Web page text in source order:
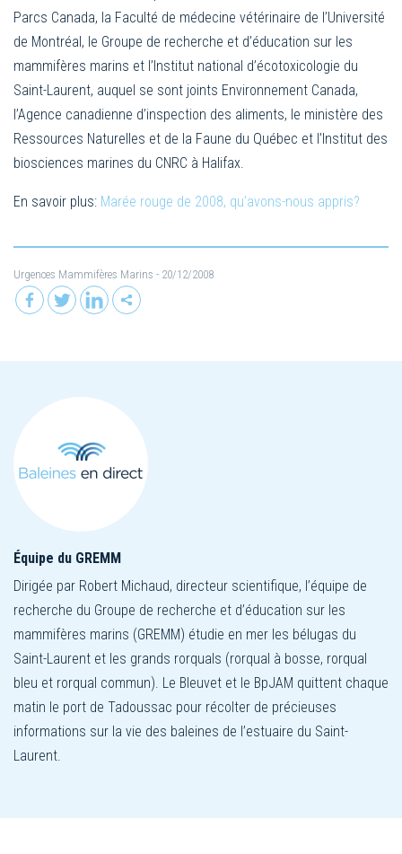
Parcs Canada, la Faculté de médecine vétérinaire de l’Université
de Montréal, le Groupe de recherche et d’éducation sur les
mammifères marins et l’Institut national d’écotoxicologie du
Saint-Laurent, auquel se sont joints Environnement Canada,
l’Agence canadienne d’inspection des aliments, le ministère des
Ressources Naturelles et de la Faune du Québec et l’Institut des
biosciences marines du CNRC à Halifax.
En savoir plus: Marée rouge de 2008, qu’avons-nous appris?
Urgences Mammifères Marins - 20/12/2008
Équipe du GREMM
Dirigée par Robert Michaud, directeur scientifique, l’équipe de
recherche du Groupe de recherche et d’éducation sur les
mammifères marins (GREMM) étudie en mer les bélugas du
Saint-Laurent et les grands rorquals (rorqual à bosse, rorqual
bleu et rorqual commun). Le Bleuvet et le BpJAM quittent chaque
matin le port de Tadoussac pour récolter de précieuses
informations sur la vie des baleines de l’estuaire du Saint-
Laurent.